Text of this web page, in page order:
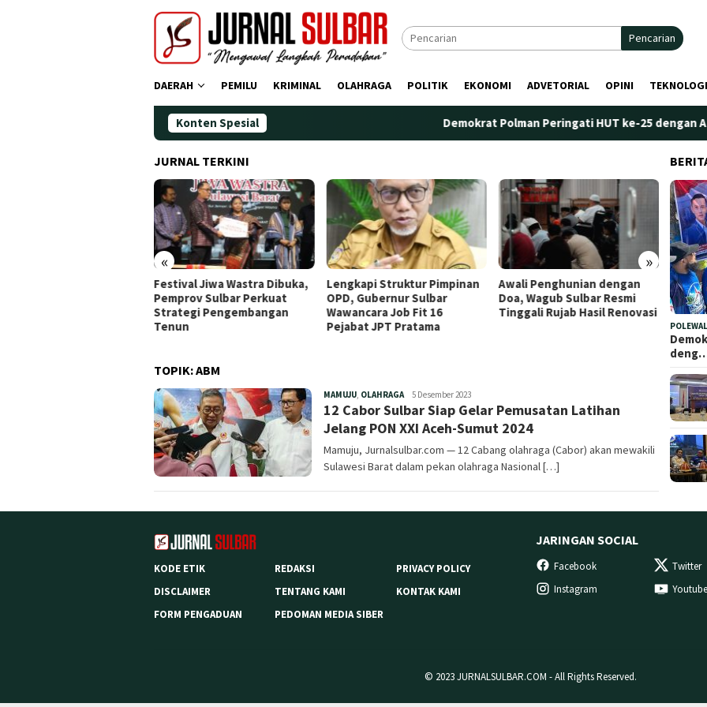
Pencarian
DAERAH PEMILU KRIMINAL OLAHRAGA POLITIK EKONOMI ADVETORIAL OPINI TEKNOLOGI
Konten Spesial Demokrat Polman Peringati HUT ke-25 dengan Aksi
JURNAL TERKINI
« »
Festival Jiwa Wastra Dibuka,
Pemprov Sulbar Perkuat
Strategi Pengembangan
Tenun
Lengkapi Struktur Pimpinan
OPD, Gubernur Sulbar
Wawancara Job Fit 16
Pejabat JPT Pratama
Awali Penghunian dengan
Doa, Wagub Sulbar Resmi
Tinggali Rujab Hasil Renovasi
Plt.
TOPIK:ABM
MAMUJU, OLAHRAGARedaksi
5 Desember 2023
12 Cabor Sulbar Siap Gelar Pemusatan Latihan
Jelang PON XXI Aceh-Sumut 2024
Mamuju, Jurnalsulbar.com — 12 Cabang olahraga (Cabor) akan mewakili
Sulawesi Barat dalam pekan olahraga Nasional […]
KODE ETIK REDAKSI
PRIVACY POLICY
DISCLAIMER
TENTANG KAMI
KONTAK KAMI
FORM PENGADUAN
PEDOMAN MEDIA SIBER
JARINGAN SOCIAL
Facebook Twitter
Instagram
Youtube
© 2023 JURNALSULBAR.COM - All Rights Reserved.